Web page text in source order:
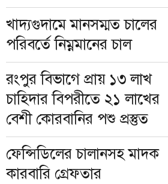
খাদ্যগুদামে মানসম্মত চালের
পরিবর্তে নিম্নমানের চাল
রংপুর বিভাগে প্রায় ১৩ লাখ
চাহিদার বিপরীতে ২১ লাখের
বেশী কোরবানির পশু প্রস্তুত
ফেন্সিডিলের চালানসহ মাদক
কারবারি গ্রেফতার